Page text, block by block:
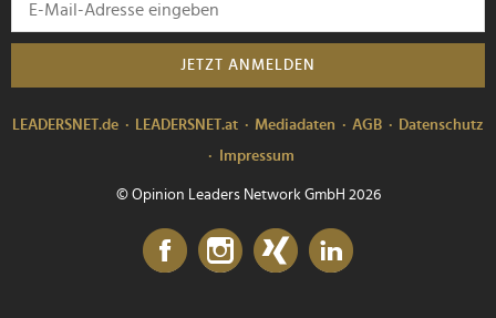
JETZT ANMELDEN
LEADERSNET.de LEADERSNET.at Mediadaten AGB
Datenschutz
Impressum
© Opinion Leaders Network GmbH 2026